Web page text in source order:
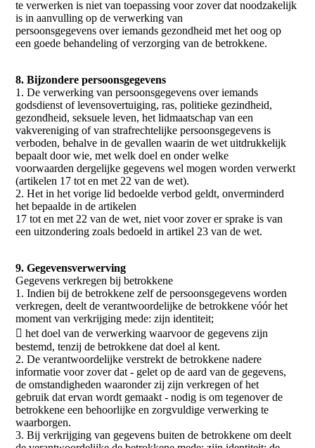
te verwerken is niet van toepassing voor zover dat noodzakelijk
is in aanvulling op de verwerking van
persoonsgegevens over iemands gezondheid met het oog op
een goede behandeling of verzorging van de betrokkene.
8. Bijzondere persoonsgegevens
1. De verwerking van persoonsgegevens over iemands
godsdienst of levensovertuiging, ras, politieke gezindheid,
gezondheid, seksuele leven, het lidmaatschap van een
vakvereniging of van strafrechtelijke persoonsgegevens is
verboden, behalve in de gevallen waarin de wet uitdrukkelijk
bepaalt door wie, met welk doel en onder welke
voorwaarden dergelijke gegevens wel mogen worden verwerkt
(artikelen 17 tot en met 22 van de wet).
2. Het in het vorige lid bedoelde verbod geldt, onverminderd
het bepaalde in de artikelen
17 tot en met 22 van de wet, niet voor zover er sprake is van
een uitzondering zoals bedoeld in artikel 23 van de wet.
9. Gegevensverwerving
Gegevens verkregen bij betrokkene
1. Indien bij de betrokkene zelf de persoonsgegevens worden
verkregen, deelt de verantwoordelijke de betrokkene vóór het
moment van verkrijging mede: zijn identiteit;
 het doel van de verwerking waarvoor de gegevens zijn
bestemd, tenzij de betrokkene dat doel al kent.
2. De verantwoordelijke verstrekt de betrokkene nadere
informatie voor zover dat - gelet op de aard van de gegevens,
de omstandigheden waaronder zij zijn verkregen of het
gebruik dat ervan wordt gemaakt - nodig is om tegenover de
betrokkene een behoorlijke en zorgvuldige verwerking te
waarborgen.
3. Bij verkrijging van gegevens buiten de betrokkene om deelt